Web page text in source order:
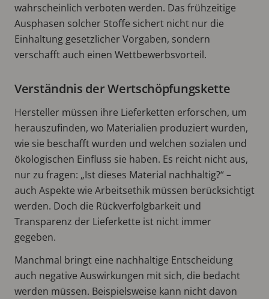
wahrscheinlich verboten werden. Das frühzeitige
Ausphasen solcher Stoffe sichert nicht nur die
Einhaltung gesetzlicher Vorgaben, sondern
verschafft auch einen Wettbewerbsvorteil.
Verständnis der Wertschöpfungskette
Hersteller müssen ihre Lieferketten erforschen, um
herauszufinden, wo Materialien produziert wurden,
wie sie beschafft wurden und welchen sozialen und
ökologischen Einfluss sie haben. Es reicht nicht aus,
nur zu fragen: „Ist dieses Material nachhaltig?“ –
auch Aspekte wie Arbeitsethik müssen berücksichtigt
werden. Doch die Rückverfolgbarkeit und
Transparenz der Lieferkette ist nicht immer
gegeben.
Manchmal bringt eine nachhaltige Entscheidung
auch negative Auswirkungen mit sich, die bedacht
werden müssen. Beispielsweise kann nicht davon